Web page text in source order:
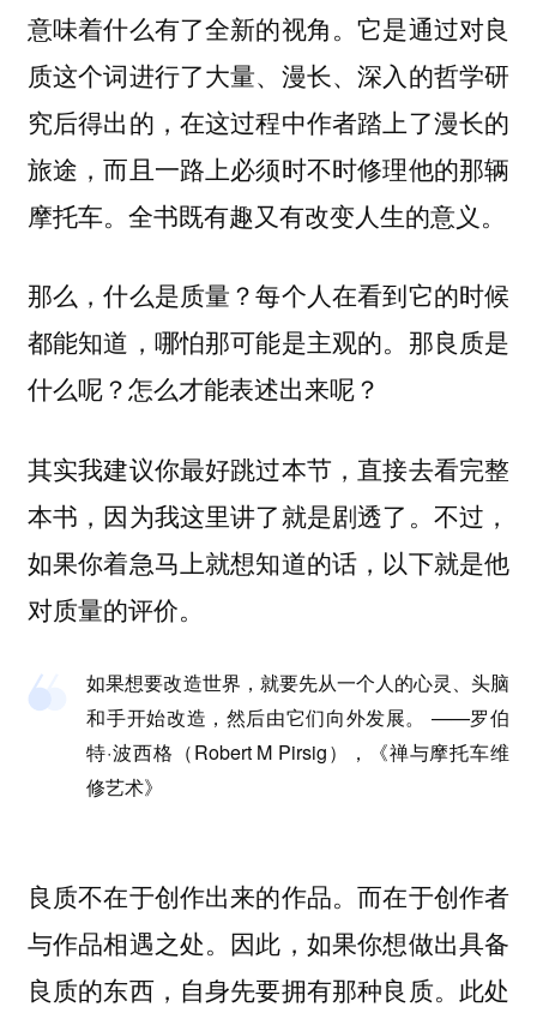
意味着什么有了全新的视角。它是通过对良
质这个词进行了大量、漫长、深入的哲学研
究后得出的，在这过程中作者踏上了漫长的
旅途，而且一路上必须时不时修理他的那辆
摩托车。全书既有趣又有改变人生的意义。
那么，什么是质量？每个人在看到它的时候
都能知道，哪怕那可能是主观的。那良质是
什么呢？怎么才能表述出来呢？
其实我建议你最好跳过本节，直接去看完整
本书，因为我这里讲了就是剧透了。不过，
如果你着急马上就想知道的话，以下就是他
对质量的评价。
如果想要改造世界，就要先从一个人的心灵、头脑
和手开始改造，然后由它们向外发展。 ——罗伯
特·波西格（Robert M Pirsig），《禅与摩托车维
修艺术》
良质不在于创作出来的作品。而在于创作者
与作品相遇之处。因此，如果你想做出具备
良质的东西，自身先要拥有那种良质。此处